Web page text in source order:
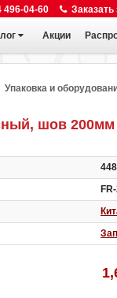
496-04-60 Заказать
Акции
Упаковка и
шов 200мм